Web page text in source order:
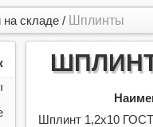
на складе / Шплинты
Шплинт 1,2х10